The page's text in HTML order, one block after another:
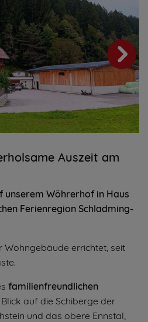
Auszeit am
unserem Wöhrerhof in Haus
Ferienregion Schladming-
Wohngebäude errichtet, seit
familienfreundlichen
Blick auf die Schiberge der
und das obere Ennstal,